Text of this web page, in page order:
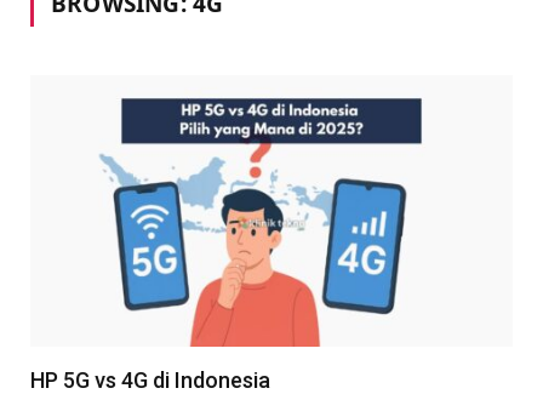
HP 5G vs 4G di Indonesia